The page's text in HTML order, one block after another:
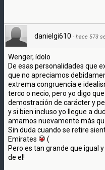
danielgi610 · hace 573
Wenger, ídolo
De esas personalidades que
que no apreciamos
extrema congruencia e
terco o necio, pero yo digo
demostración de carácter y
y si bien incluso yo llegue a
amamos nuevamente más
Sin duda cuando se retire
Emirates
(
Pero es tan grande que igual
de el!